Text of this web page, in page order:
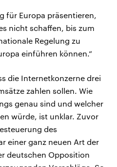
für Europa präsentieren,
nicht schaffen, bis zum
Regelung zu
einführen können.“
die Internetkonzerne drei
zahlen sollen. Wie
genau sind und welcher
würde, ist unklar. Zuvor
des
einer ganz neuen Art der
deutschen Opposition